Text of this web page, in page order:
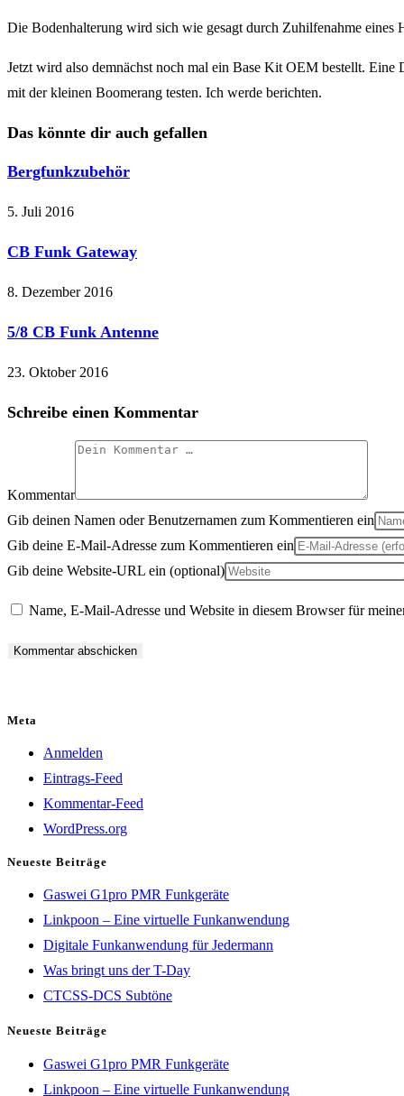
Die Bodenhalterung wird sich wie gesagt durch Zuhilfenahme eines
Jetzt wird also demnächst noch mal ein Base Kit OEM bestellt.
mit der kleinen Boomerang testen. Ich werde berichten.
Das könnte dir auch gefallen
Bergfunkzubehör
5. Juli 2016
CB Funk Gateway
8. Dezember 2016
5/8 CB Funk Antenne
23. Oktober 2016
Schreibe einen Kommentar
Kommentar
Gib deinen Namen oder Benutzernamen zum Kommentieren ein
Gib deine E-Mail-Adresse zum Kommentieren ein
Gib deine Website-URL ein (optional)
Name, E-Mail-Adresse und Website in diesem Browser für
Meta
Anmelden
Eintrags-Feed
Kommentar-Feed
WordPress.org
Neueste Beiträge
Gaswei G1pro PMR Funkgeräte
Linkpoon – Eine virtuelle Funkanwendung
Digitale Funkanwendung für Jedermann
Was bringt uns der T-Day
CTCSS-DCS Subtöne
Neueste Beiträge
Gaswei G1pro PMR Funkgeräte
Linkpoon – Eine virtuelle Funkanwendung